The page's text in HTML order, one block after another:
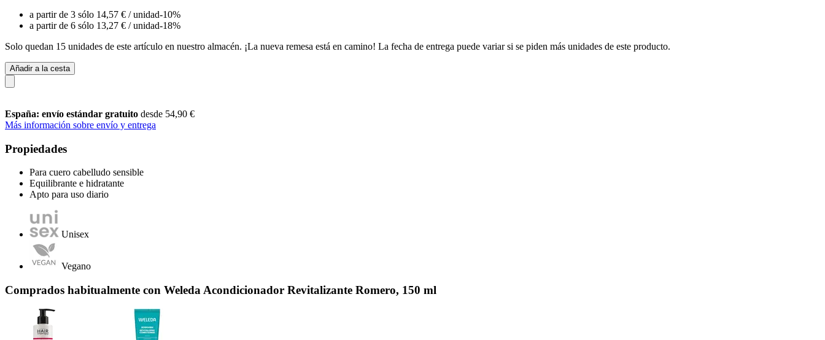
a partir de 3 sólo 14,57 € / unidad-10%
a partir de 6 sólo 13,27 € / unidad-18%
Solo quedan 15 unidades de este artículo en nuestro almacén. ¡La nueva remesa está en camino! La fecha de entrega puede variar si se piden más unidades de este producto.
Añadir a la cesta
España: envío estándar gratuito desde 54,90 €
Más información sobre envío y entrega
Propiedades
Para cuero cabelludo sensible
Equilibrante e hidratante
Apto para uso diario
Unisex
Vegano
Comprados habitualmente con Weleda Acondicionador Revitalizante Romero, 150 ml